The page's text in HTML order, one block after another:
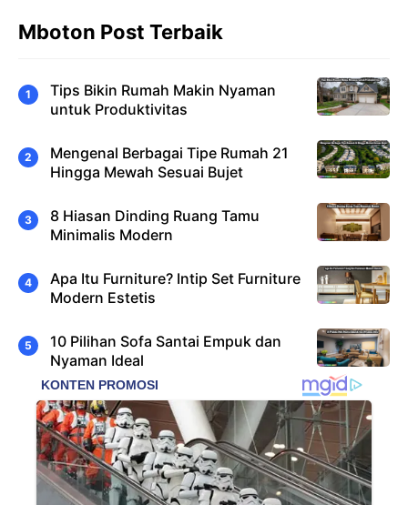
Mboton Post Terbaik
Tips Bikin Rumah Makin Nyaman
untuk Produktivitas
Mengenal Berbagai Tipe Rumah 21
Hingga Mewah Sesuai Bujet
8 Hiasan Dinding Ruang Tamu
Minimalis Modern
Apa Itu Furniture? Intip Set Furniture
Modern Estetis
10 Pilihan Sofa Santai Empuk dan
Nyaman Ideal